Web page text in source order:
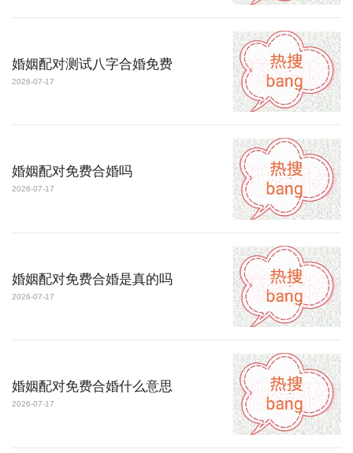
婚姻配对测试八字合婚免费
2026-07-17
婚姻配对免费合婚吗
2026-07-17
婚姻配对免费合婚是真的吗
2026-07-17
婚姻配对免费合婚什么意思
2026-07-17